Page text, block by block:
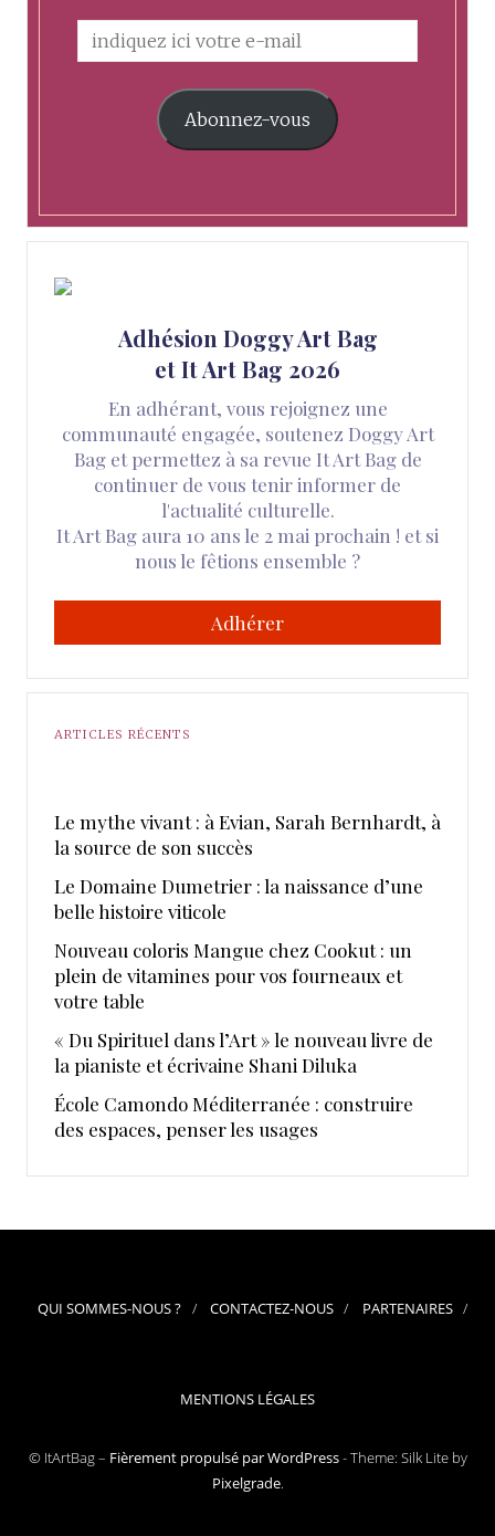
Abonnez-vous
Adhésion Doggy Art Bag
et It Art Bag 2026
En adhérant, vous rejoignez une
communauté engagée, soutenez Doggy Art
Bag et permettez à sa revue It Art Bag de
continuer de vous tenir informer de
l'actualité culturelle.
It Art Bag aura 10 ans le 2 mai prochain ! et si
nous le fêtions ensemble ?
Adhérer
ARTICLES RÉCENTS
Le mythe vivant : à Evian, Sarah Bernhardt, à
la source de son succès
Le Domaine Dumetrier : la naissance d’une
belle histoire viticole
Nouveau coloris Mangue chez Cookut : un
plein de vitamines pour vos fourneaux et
votre table
« Du Spirituel dans l’Art » le nouveau livre de
la pianiste et écrivaine Shani Diluka
École Camondo Méditerranée : construire
des espaces, penser les usages
QUI SOMMES-NOUS ? CONTACTEZ-NOUS PARTENAIRES
MENTIONS LÉGALES
© ItArtBag – Fièrement propulsé par WordPress-Theme: Silk Lite by
Pixelgrade.